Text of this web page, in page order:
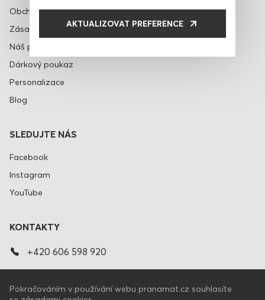
AKTUALIZOVAT PREFERENCE
Obchodní podmínky
Zásady ochrany osobních údajů
Náš příběh
Dárkový poukaz
Personalizace
Blog
SLEDUJTE NÁS
Facebook
Instagram
YouTube
KONTAKTY
+420 606 598 920
Pokračováním v používání webu pranamat.cz souhlasíte